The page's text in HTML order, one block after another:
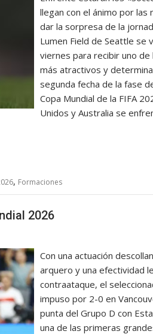
llegan con el ánimo por las
dar la sorpresa de la
Lumen Field de Seattle se
viernes para recibir uno
más atractivos y
segunda fecha de la fase
Copa Mundial de la FIFA
Unidos y Australia se
, Formaciones
2026
Con una actuación
arquero y una efectividad
contraataque, el
impuso por 2-0 en
punta del Grupo D con
una de las primeras